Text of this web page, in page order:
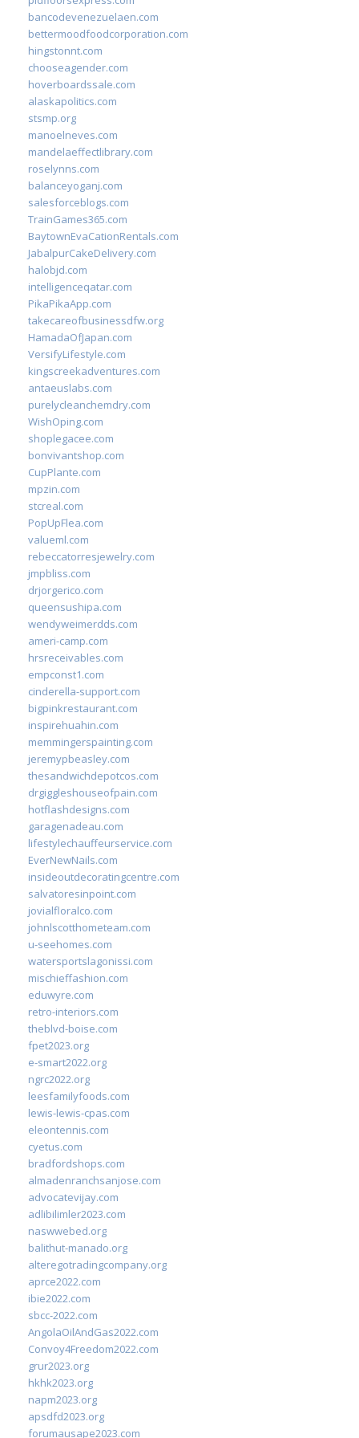
bancodevenezuelaen.com
bettermoodfoodcorporation.com
hingstonnt.com
chooseagender.com
hoverboardssale.com
alaskapolitics.com
stsmp.org
manoelneves.com
mandelaeffectlibrary.com
roselynns.com
balanceyoganj.com
salesforceblogs.com
TrainGames365.com
BaytownEvaCationRentals.com
JabalpurCakeDelivery.com
halobjd.com
intelligenceqatar.com
PikaPikaApp.com
takecareofbusinessdfw.org
HamadaOfJapan.com
VersifyLifestyle.com
kingscreekadventures.com
antaeuslabs.com
purelycleanchemdry.com
WishOping.com
shoplegacee.com
bonvivantshop.com
CupPlante.com
mpzin.com
stcreal.com
PopUpFlea.com
valueml.com
rebeccatorresjewelry.com
jmpbliss.com
drjorgerico.com
queensushipa.com
wendyweimerdds.com
ameri-camp.com
hrsreceivables.com
empconst1.com
cinderella-support.com
bigpinkrestaurant.com
inspirehuahin.com
memmingerspainting.com
jeremypbeasley.com
thesandwichdepotcos.com
drgiggleshouseofpain.com
hotflashdesigns.com
garagenadeau.com
lifestylechauffeurservice.com
EverNewNails.com
insideoutdecoratingcentre.com
salvatoresinpoint.com
jovialfloralco.com
johnlscotthometeam.com
u-seehomes.com
watersportslagonissi.com
mischieffashion.com
eduwyre.com
retro-interiors.com
theblvd-boise.com
fpet2023.org
e-smart2022.org
ngrc2022.org
leesfamilyfoods.com
lewis-lewis-cpas.com
eleontennis.com
cyetus.com
bradfordshops.com
almadenranchsanjose.com
advocatevijay.com
adlibilimler2023.com
naswwebed.org
balithut-manado.org
alteregotradingcompany.org
aprce2022.com
ibie2022.com
sbcc-2022.com
AngolaOilAndGas2022.com
Convoy4Freedom2022.com
grur2023.org
hkhk2023.org
napm2023.org
apsdfd2023.org
forumausape2023.com